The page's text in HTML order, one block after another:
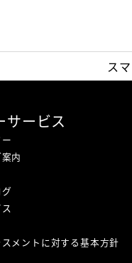
ス
サービス
内
メントに対する基本方針